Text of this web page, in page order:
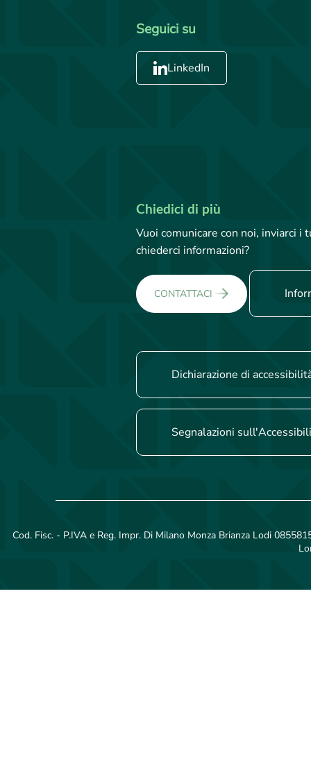
Seguici su
LinkedIn
Chiedici di più
Vuoi comunicare con noi, inviarci
chiederci informazioni?
CONTATTACI
Dichiarazione di
Segnalazioni
Cod. Fisc. - P.IVA e Reg. Impr. Di Milano Monza Brianza Lodi